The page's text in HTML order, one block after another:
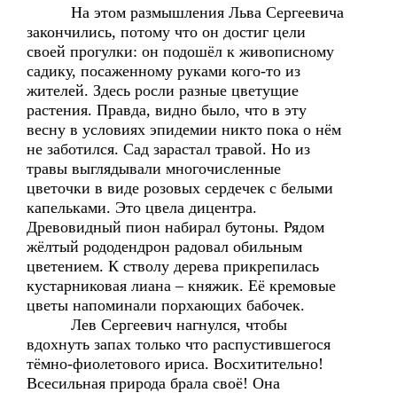
На этом размышления Льва Сергеевича
закончились, потому что он достиг цели
своей прогулки: он подошёл к живописному
садику, посаженному руками кого-то из
жителей. Здесь росли разные цветущие
растения. Правда, видно было, что в эту
весну в условиях эпидемии никто пока о нём
не заботился. Сад зарастал травой. Но из
травы выглядывали многочисленные
цветочки в виде розовых сердечек с белыми
капельками. Это цвела дицентра.
Древовидный пион набирал бутоны. Рядом
жёлтый рододендрон радовал обильным
цветением. К стволу дерева прикрепилась
кустарниковая лиана – княжик. Её кремовые
цветы напоминали порхающих бабочек.
Лев Сергеевич нагнулся, чтобы
вдохнуть запах только что распустившегося
тёмно-фиолетового ириса. Восхитительно!
Всесильная природа брала своё! Она